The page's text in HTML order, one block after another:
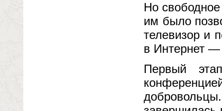
Но
им было
телевизор и
в Интернет —
Первый